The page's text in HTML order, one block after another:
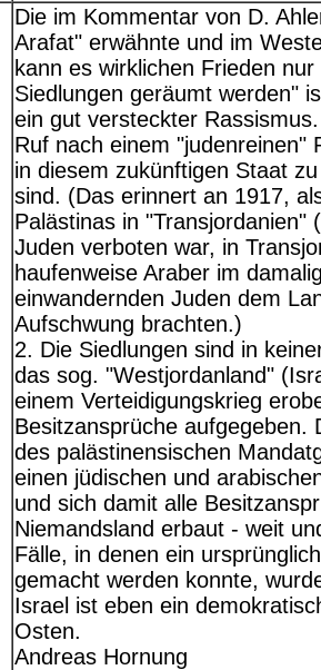
Die im Kommentar von D.
Arafat" erwähnte und im
kann es wirklichen Frieden
Siedlungen geräumt werden"
ein gut versteckter
Ruf nach einem "judenreinen"
in diesem zukünftigen Staat
sind. (Das erinnert an 1917,
Palästinas in "Transjordanien"
Juden verboten war, in
haufenweise Araber im
einwandernden Juden dem
Aufschwung brachten.)
2. Die Siedlungen sind in
das sog. "Westjordanland"
einem Verteidigungskrieg
Besitzansprüche aufgegeben.
des palästinensischen
einen jüdischen und
und sich damit alle
Niemandsland erbaut - weit
Fälle, in denen ein
gemacht werden konnte,
Israel ist eben ein
Osten.
Andreas Hornung